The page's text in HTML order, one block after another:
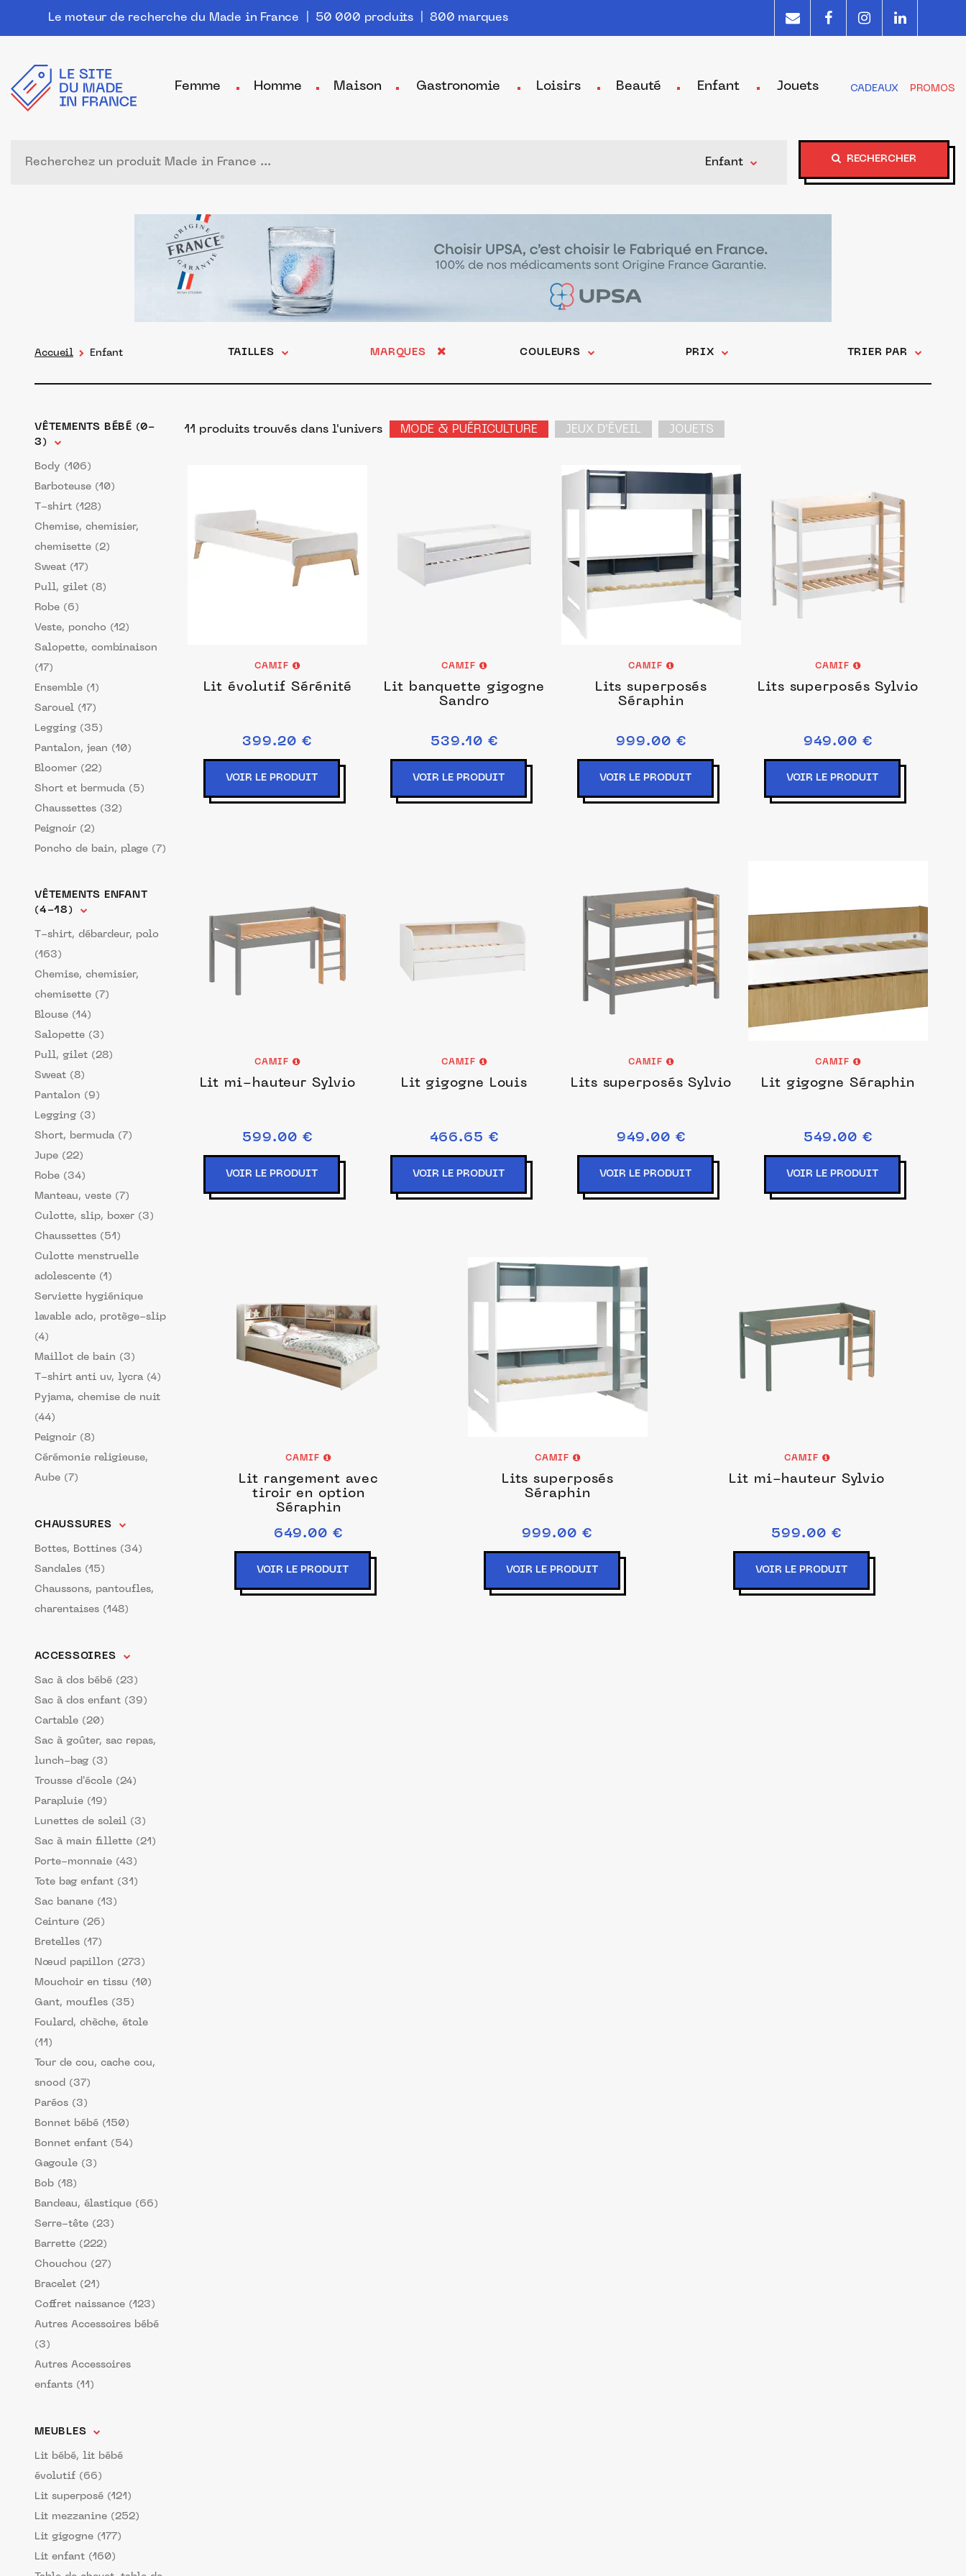
Le moteur de recherche du Made in France | 50 000 produits | 800 marques
Femme Homme Maison Gastronomie Loisirs Beauté Enfant Jouets CADEAUX PROMOS
Enfant RECHERCHER
Accueil Enfant TAILLES MARQUES COULEURS PRIX TRIER PAR
VÊTEMENTS BÉBÉ (0-
3)
Body (106)
Barboteuse (10)
T-shirt (128)
Chemise, chemisier,
chemisette (2)
Sweat (17)
Pull, gilet (8)
Robe (6)
Veste, poncho (12)
Salopette, combinaison
(17)
Ensemble (1)
Sarouel (17)
Legging (35)
Pantalon, jean (10)
Bloomer (22)
Short et bermuda (5)
Chaussettes (32)
Peignoir (2)
Poncho de bain, plage (7)
VÊTEMENTS ENFANT
(4-18)
T-shirt, débardeur, polo
(163)
Chemise, chemisier,
chemisette (7)
Blouse (14)
Salopette (3)
Pull, gilet (28)
Sweat (8)
Pantalon (9)
Legging (3)
Short, bermuda (7)
Jupe (22)
Robe (34)
Manteau, veste (7)
Culotte, slip, boxer (3)
Chaussettes (51)
Culotte menstruelle
adolescente (1)
Serviette hygiénique
lavable ado, protège-slip
(4)
Maillot de bain (3)
T-shirt anti uv, lycra (4)
Pyjama, chemise de nuit
(44)
Peignoir (8)
Cérémonie religieuse,
Aube (7)
CHAUSSURES
Bottes, Bottines (34)
Sandales (15)
Chaussons, pantoufles,
charentaises (148)
ACCESSOIRES
Sac à dos bébé (23)
Sac à dos enfant (39)
Cartable (20)
Sac à goûter, sac repas,
lunch-bag (3)
Trousse d'école (24)
Parapluie (19)
Lunettes de soleil (3)
Sac à main fillette (21)
Porte-monnaie (43)
Tote bag enfant (31)
Sac banane (13)
Ceinture (26)
Bretelles (17)
Nœud papillon (273)
Mouchoir en tissu (10)
Gant, moufles (35)
Foulard, chèche, étole
(11)
Tour de cou, cache cou,
snood (37)
Paréos (3)
Bonnet bébé (150)
Bonnet enfant (54)
Gagoule (3)
Bob (18)
Bandeau, élastique (66)
Serre-tête (23)
Barrette (222)
Chouchou (27)
Bracelet (21)
Coffret naissance (123)
Autres Accessoires bébé
(3)
Autres Accessoires
enfants (11)
MEUBLES
Lit bébé, lit bébé
évolutif (66)
Lit superposé (121)
Lit mezzanine (252)
Lit gigogne (177)
Lit enfant (160)
11 produits trouvés dans l'univers MODE & PUÉRICULTURE JEUX D'ÉVEIL JOUETS
CAMIF
Lit évolutif Sérénité
399.20 €
VOIR LE PRODUIT
CAMIF
Lit banquette gigogne
Sandro
539.10 €
VOIR LE PRODUIT
CAMIF
Lits superposés
Séraphin
999.00 €
VOIR LE PRODUIT
CAMIF
Lits superposés Sylvio
949.00 €
VOIR LE PRODUIT
CAMIF
Lit mi-hauteur Sylvio
599.00 €
VOIR LE PRODUIT
CAMIF
Lit gigogne Louis
466.65 €
VOIR LE PRODUIT
CAMIF
Lits superposés Sylvio
949.00 €
VOIR LE PRODUIT
CAMIF
Lit gigogne Séraphin
549.00 €
VOIR LE PRODUIT
CAMIF
Lit rangement avec
tiroir en option
Séraphin
649.00 €
VOIR LE PRODUIT
CAMIF
Lits superposés
Séraphin
999.00 €
VOIR LE PRODUIT
CAMIF
Lit mi-hauteur Sylvio
599.00 €
VOIR LE PRODUIT